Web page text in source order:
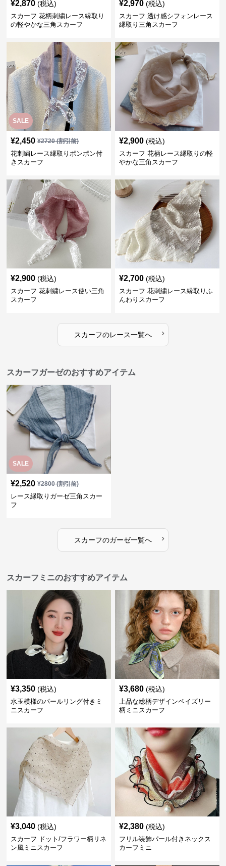
¥2,870 (税込)
スカーフ 花柄刺繍レース縁取り
の軽やかな三角スカーフ
¥2,970 (税込)
スカーフ 透け感シフォンレース
縁取り三角スカーフ
SALE
¥2,450 ¥2720(割引前)
花刺繍レース縁取りポンポン付
きスカーフ
¥2,900 (税込)
スカーフ 花柄レース縁取りの軽
やかな三角スカーフ
¥2,900 (税込)
スカーフ 花刺繍レース使い三角
スカーフ
¥2,700 (税込)
スカーフ 花刺繍レース縁取りふ
んわりスカーフ
スカーフのレース一覧へ ›
スカーフガーゼのおすすめアイテム
SALE
¥2,520 ¥2800(割引前)
レース縁取りガーゼ三角スカー
フ
スカーフのガーゼ一覧へ ›
スカーフミニのおすすめアイテム
¥3,350 (税込)
水玉模様のパールリング付きミ
ニスカーフ
¥3,680 (税込)
上品な総柄デザインペイズリー
柄ミニスカーフ
¥3,040 (税込)
スカーフ ドット/フラワー柄リネ
ン風ミニスカーフ
¥2,380 (税込)
フリル装飾パール付きネックス
カーフミニ